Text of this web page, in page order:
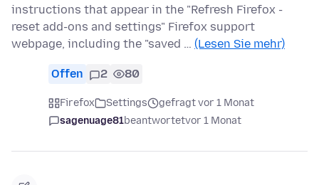
instructions that appear in the "Refresh Firefox -
reset add-ons and settings" Firefox support
webpage, including the "saved … (Lesen Sie mehr)
Offen 2 80
Firefox Settings
gefragt vor 1 Monat
sagenuage81beantwortetvor 1 Monat